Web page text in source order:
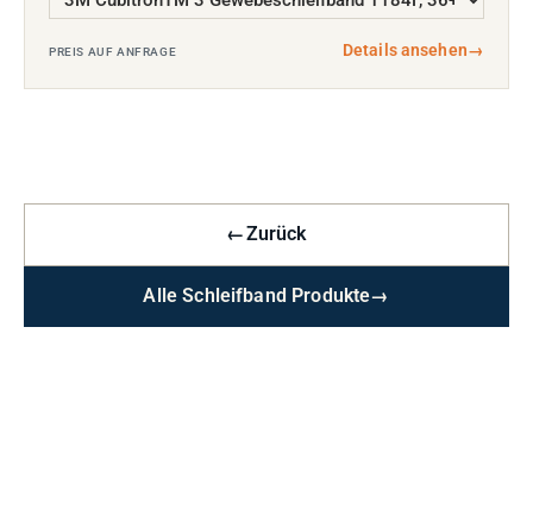
PREIS AUF ANFRAGE Details ansehen→
←Zurück
Alle Schleifband Produkte→